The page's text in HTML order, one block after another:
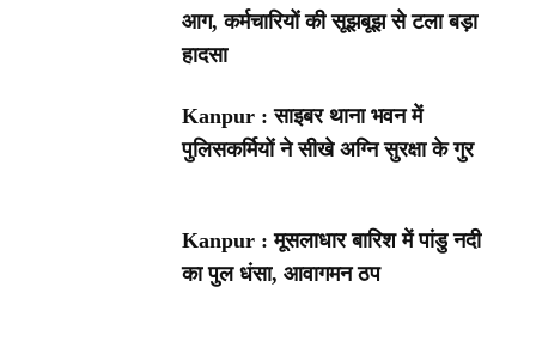
आग, कर्मचारियों की सूझबूझ से टला बड़ा
हादसा
Kanpur : साइबर थाना भवन में
पुलिसकर्मियों ने सीखे अग्नि सुरक्षा के गुर
Kanpur : मूसलाधार बारिश में पांडु नदी
का पुल धंसा, आवागमन ठप